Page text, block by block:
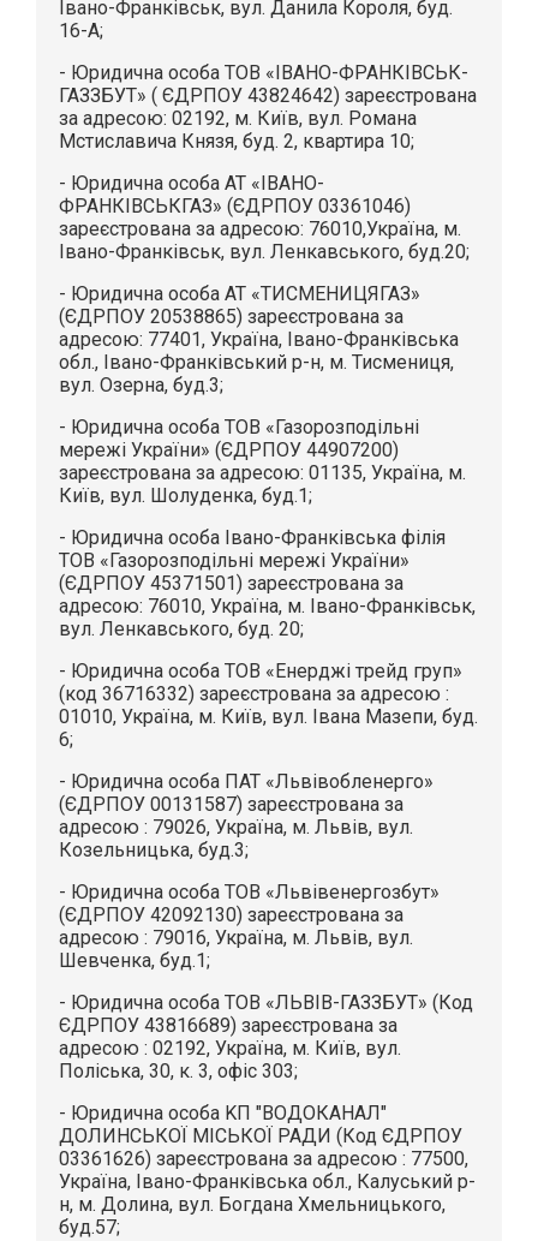
Івано-Франківськ, вул. Данила Короля, буд.
16-А;
- Юридична особа ТОВ «ІВАНО-ФРАНКІВСЬК-
ГАЗЗБУТ» ( ЄДРПОУ 43824642) зареєстрована
за адресою: 02192, м. Київ, вул. Романа
Мстиславича Князя, буд. 2, квартира 10;
- Юридична особа АТ «ІВАНО-
ФРАНКІВСЬКГАЗ» (ЄДРПОУ 03361046)
зареєстрована за адресою: 76010,Україна, м.
Івано-Франківськ, вул. Ленкавського, буд.20;
- Юридична особа АТ «ТИСМЕНИЦЯГАЗ»
(ЄДРПОУ 20538865) зареєстрована за
адресою: 77401, Україна, Івано-Франківська
обл., Івано-Франківський р-н, м. Тисмениця,
вул. Озерна, буд.3;
- Юридична особа ТОВ «Газорозподільні
мережі України» (ЄДРПОУ 44907200)
зареєстрована за адресою: 01135, Україна, м.
Київ, вул. Шолуденка, буд.1;
- Юридична особа Івано-Франківська філія
ТОВ «Газорозподільні мережі України»
(ЄДРПОУ 45371501) зареєстрована за
адресою: 76010, Україна, м. Івано-Франківськ,
вул. Ленкавського, буд. 20;
- Юридична особа ТОВ «Енерджі трейд груп»
(код 36716332) зареєстрована за адресою :
01010, Україна, м. Київ, вул. Івана Мазепи, буд.
6;
- Юридична особа ПАТ «Львівобленерго»
(ЄДРПОУ 00131587) зареєстрована за
адресою : 79026, Україна, м. Львів, вул.
Козельницька, буд.3;
- Юридична особа ТОВ «Львівенергозбут»
(ЄДРПОУ 42092130) зареєстрована за
адресою : 79016, Україна, м. Львів, вул.
Шевченка, буд.1;
- Юридична особа ТОВ «ЛЬВІВ-ГАЗЗБУТ» (Код
ЄДРПОУ 43816689) зареєстрована за
адресою : 02192, Україна, м. Київ, вул.
Поліська, 30, к. 3, офіс 303;
- Юридична особа KП "ВОДОКАНАЛ"
ДОЛИНСЬКОЇ МІСЬКОЇ РАДИ (Код ЄДРПОУ
03361626) зареєстрована за адресою : 77500,
Україна, Івано-Франківська обл., Калуський р-
н, м. Долина, вул. Богдана Хмельницького,
буд.57;